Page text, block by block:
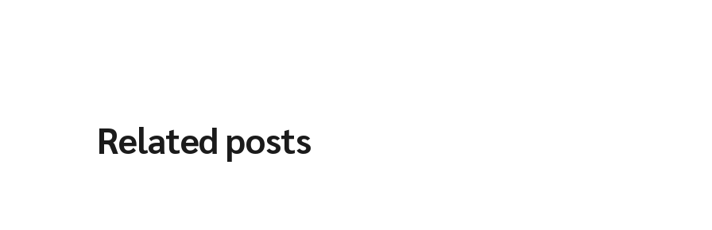
Related posts